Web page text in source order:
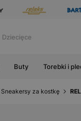
Dziecięce
Buty Torebki i
Sneakersy za kostkę